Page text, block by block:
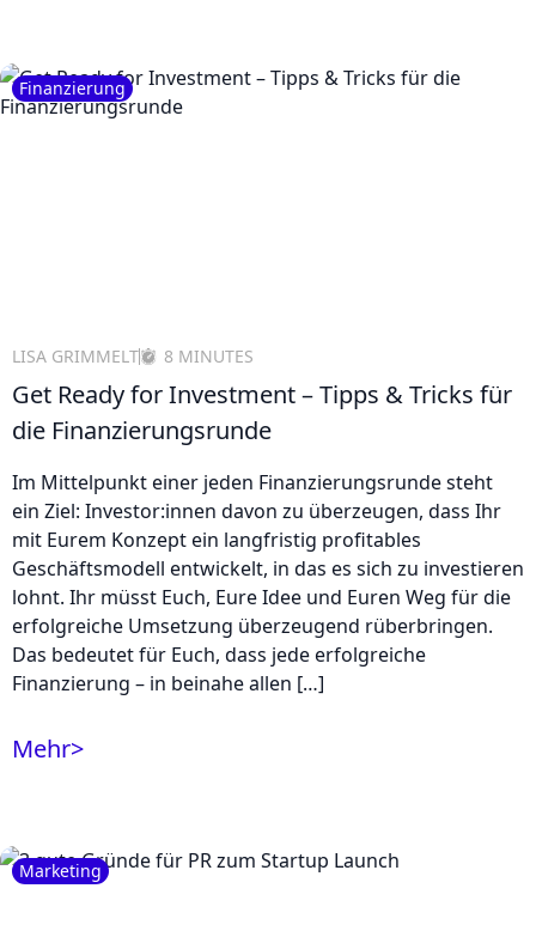
Finanzierung
LISA GRIMMELT 8 MINUTES
Get Ready for Investment – Tipps & Tricks für
die Finanzierungsrunde
Im Mittelpunkt einer jeden Finanzierungsrunde steht
ein Ziel: Investor:innen davon zu überzeugen, dass Ihr
mit Eurem Konzept ein langfristig profitables
Geschäftsmodell entwickelt, in das es sich zu investieren
lohnt. Ihr müsst Euch, Eure Idee und Euren Weg für die
erfolgreiche Umsetzung überzeugend rüberbringen.
Das bedeutet für Euch, dass jede erfolgreiche
Finanzierung – in beinahe allen […]
Mehr>
Marketing